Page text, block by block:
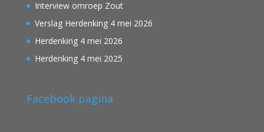
Interview omroep Zout
Verslag Herdenking 4 mei 2026
Herdenking 4 mei 2026
Herdenking 4 mei 2025
Facebook pagina